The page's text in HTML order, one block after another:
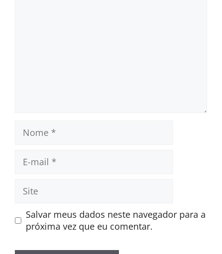
mail
Site
Salvar meus dados neste navegador para a
próxima vez que eu comentar.